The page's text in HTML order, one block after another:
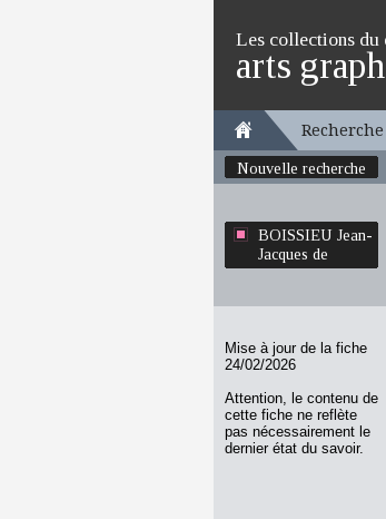
Les collections du
arts
Nouvelle recherche
BOISSIEU Jean-
Jacques de
Mise à jour de la fiche
24/02/2026
Attention, le contenu de
cette fiche ne reflète
pas nécessairement le
dernier état du savoir.